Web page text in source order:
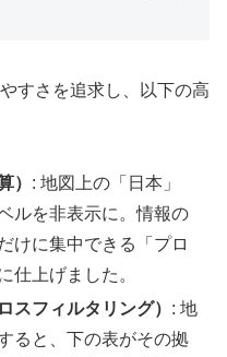
すさを追求し、以下の高
） : 地図上の「日本」
ルを非表示に。情報の
けに集中できる「プロ
仕上げました。
スフィルタリング） : 地
ると、下の表がその拠